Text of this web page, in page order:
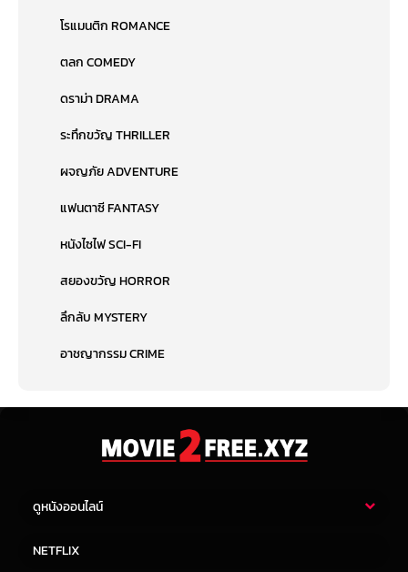
โรแมนติก ROMANCE
ตลก COMEDY
ดราม่า DRAMA
ระทึกขวัญ THRILLER
ผจญภัย ADVENTURE
แฟนตาซี FANTASY
หนังไซไฟ SCI-FI
สยองขวัญ HORROR
ลึกลับ MYSTERY
อาชญากรรม CRIME
ดูหนังออนไลน์
NETFLIX